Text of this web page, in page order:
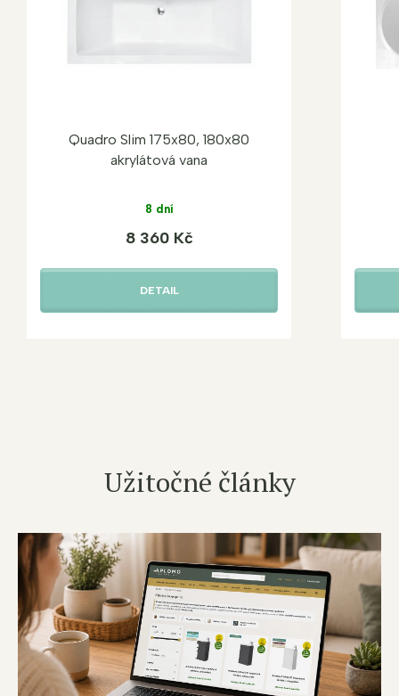
Quadro Slim 175x80, 180x80
akrylátová vana
8 dní
8 360 Kč
DETAIL
Užitočné články